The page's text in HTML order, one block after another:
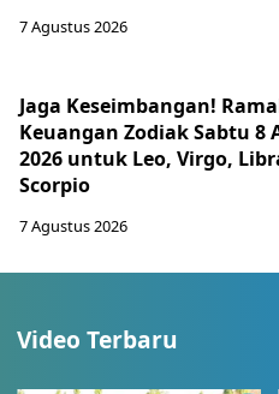
7 Agustus 2026
Jaga Keseimbangan!
Keuangan Zodiak Sabtu 8
2026 untuk Leo, Virgo,
Scorpio
7 Agustus 2026
Video Terbaru